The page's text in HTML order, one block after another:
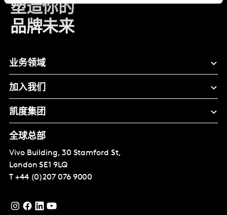
塑造你的
品牌未来
业务领域
加入我们
凯度集团
全球总部
Vivo Building, 30 Stamford St,
London SE1 9LQ
T +44 (0)207 076 9000